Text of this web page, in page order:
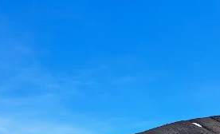
in Sicilia con bambini: itinerari imperdibili (+